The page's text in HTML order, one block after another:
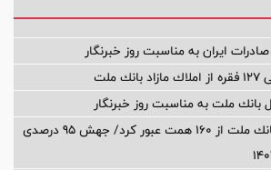
ایران به مناسبت روز خبرنگار
بانك ملت به مناسبت روز خبرنگار
درآمدهای عملیاتی بانك ملت از 160 همت عبور كرد/ جهش 95 درصدی